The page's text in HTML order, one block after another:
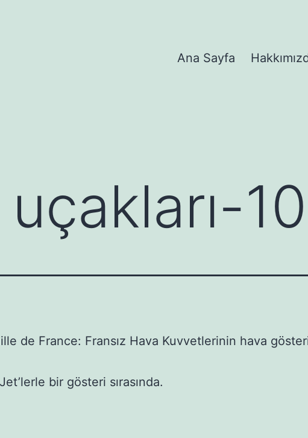
Ana Sayfa
10
de France: Fransız Hava Kuvvetlerinin hava
bir gösteri sırasında.